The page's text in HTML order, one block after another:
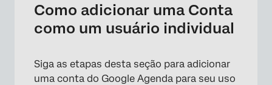
×
Como adicionar uma Conta
como um usuário individual
Siga as etapas desta seção para adicionar
uma conta do Google Agenda para seu uso